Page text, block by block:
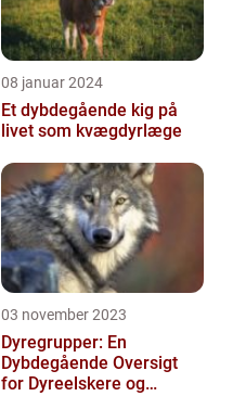
08 januar 2024
Et dybdegående kig på
livet som kvægdyrlæge
03 november 2023
Dyregrupper: En
Dybdegående Oversigt
for Dyreelskere og